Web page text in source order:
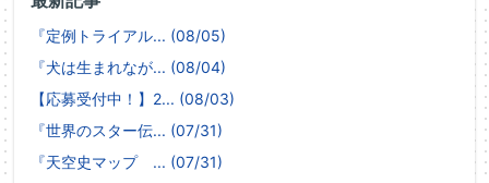
『定例トライアル... (08/05)
『犬は生まれなが... (08/04)
【応募受付中！】2... (08/03)
『世界のスター伝... (07/31)
『天空史マップ ... (07/31)